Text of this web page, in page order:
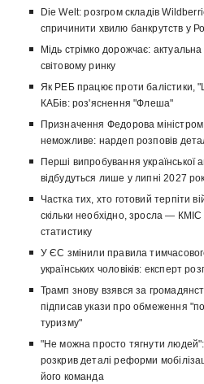
Die Welt: розгром складів
спричинити хвилю банкрутств у
Мідь стрімко дорожчає:
світовому ринку
Як РЕБ працює проти балістики,
КАБів: роз'яснення "Флеша"
Призначення Федорова
неможливе: нардеп розповів
Перші випробування української
відбудуться лише у липні 2027
Частка тих, хто готовий терпіти
скільки необхідно, зросла — КМІС
статистику
У ЄС змінили правила
українських чоловіків: експерт
Трамп знову взявся за
підписав укази про обмеження
туризму"
"Не можна просто тягнути
розкрив деталі реформи
його команда